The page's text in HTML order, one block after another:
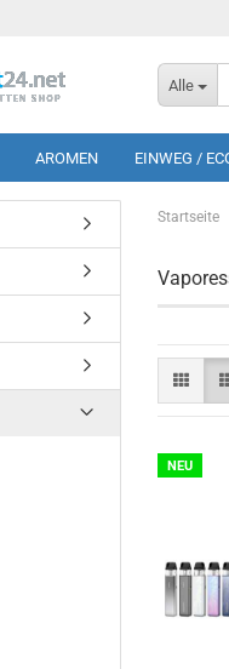
Alle
AROMEN EINWEG /
Startseite
NEU